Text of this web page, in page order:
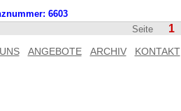
6603
Seite 1
ANGEBOTE ARCHIV KONTAKT